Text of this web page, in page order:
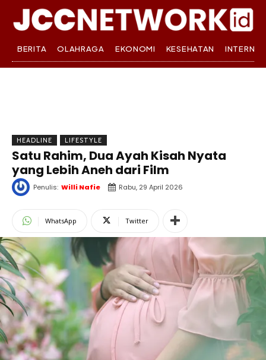
BERITA OLAHRAGA EKONOMI KESEHATAN
HEADLINE LIFESTYLE
Satu Rahim, Dua Ayah Kisah Nyata
yang Lebih Aneh dari Film
Penulis: Willi Nafie Rabu, 29 April 2026
WhatsApp Twitter